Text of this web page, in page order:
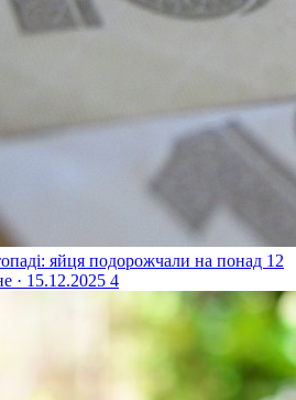
яйця подорожчали на понад 12
· 15.12.2025 4